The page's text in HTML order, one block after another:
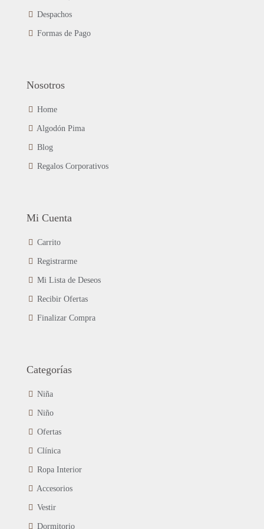
producto
Despachos
Formas de Pago
Nosotros
Home
Algodón Pima
Blog
Regalos Corporativos
Mi Cuenta
Carrito
Registrarme
Mi Lista de Deseos
Recibir Ofertas
Finalizar Compra
Categorías
Niña
Niño
Ofertas
Clínica
Ropa Interior
Accesorios
Vestir
Dormitorio